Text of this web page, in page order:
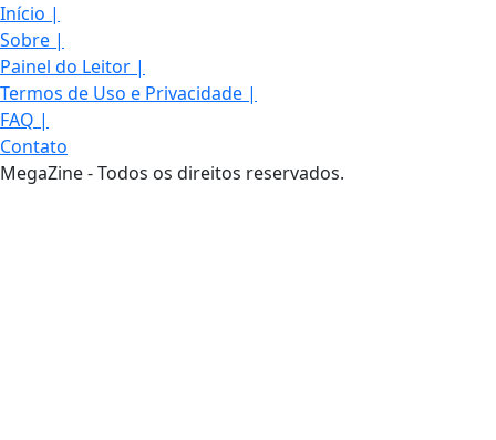
Início |
Sobre |
Painel do Leitor |
Termos de Uso e Privacidade |
FAQ |
Contato
MegaZine - Todos os direitos reservados.